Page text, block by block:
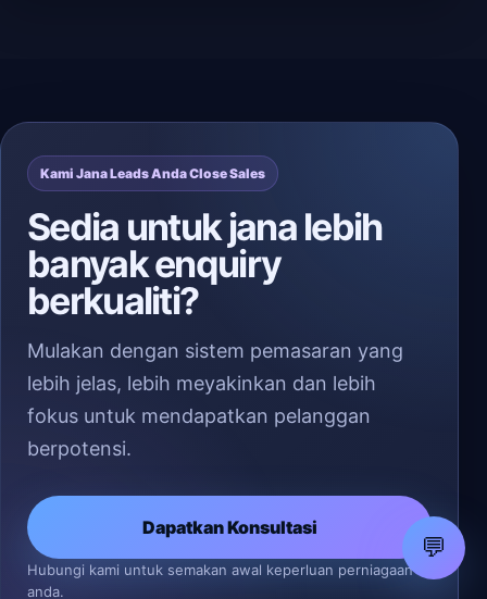
Kami Jana Leads Anda Close Sales
Sedia untuk jana lebih
banyak enquiry
berkualiti?
Mulakan dengan sistem pemasaran yang
lebih jelas, lebih meyakinkan dan lebih
fokus untuk mendapatkan pelanggan
berpotensi.
Dapatkan Konsultasi
Hubungi kami untuk semakan awal keperluan perniagaan
anda.
💬